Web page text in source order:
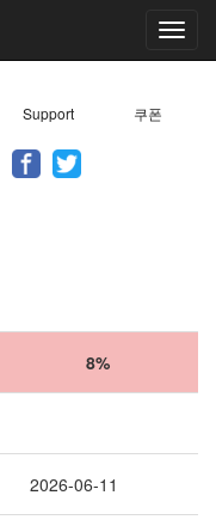
Support 쿠폰
8%
2026-06-11